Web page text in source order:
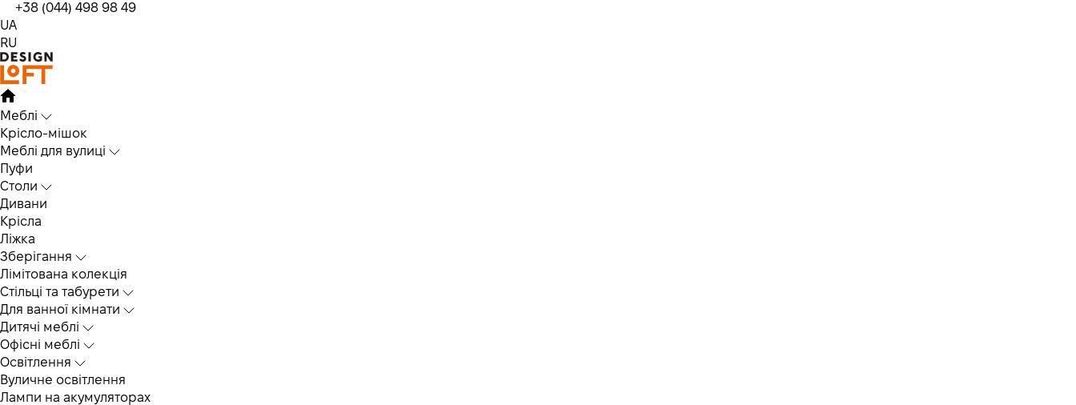
+38 (044) 498 98 49
UA
RU
Меблі
Крісло-мішок
Меблі для вулиці
Пуфи
Столи
Дивани
Крісла
Ліжка
Зберігання
Лімітована колекція
Стільці та табурети
Для ванної кімнати
Дитячі меблі
Офісні меблі
Освітлення
Вуличне освітлення
Лампи на акумуляторах